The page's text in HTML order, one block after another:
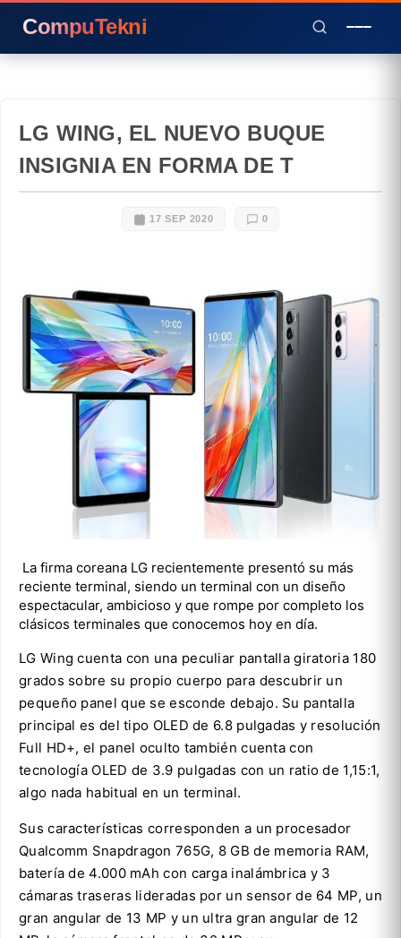
CompuTekni
LG WING, EL NUEVO BUQUE
INSIGNIA EN FORMA DE T
17 SEP 2020 0
La firma coreana LG recientemente presentó su más
reciente terminal, siendo un terminal con un diseño
espectacular, ambicioso y que rompe por completo los
clásicos terminales que conocemos hoy en día.
LG Wing cuenta con una peculiar pantalla giratoria 180
grados sobre su propio cuerpo para descubrir un
pequeño panel que se esconde debajo. Su pantalla
principal es del tipo OLED de 6.8 pulgadas y resolución
Full HD+, el panel oculto también cuenta con
tecnología OLED de 3.9 pulgadas con un ratio de 1,15:1,
algo nada habitual en un terminal.
Sus características corresponden a un procesador
Qualcomm Snapdragon 765G, 8 GB de memoria RAM,
batería de 4.000 mAh con carga inalámbrica y 3
cámaras traseras lideradas por un sensor de 64 MP, un
gran angular de 13 MP y un ultra gran angular de 12